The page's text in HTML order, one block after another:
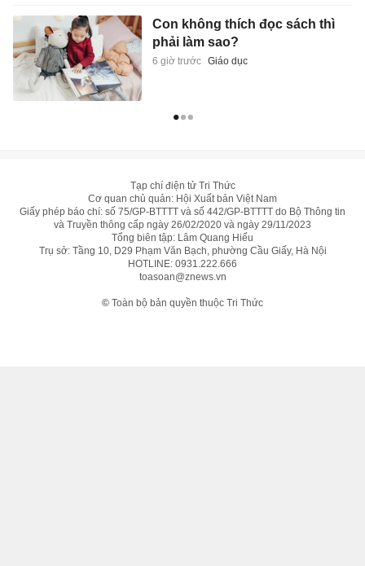
Con không thích đọc sách thì
phải làm sao?
6 giờ trước Giáo dục
Tạp chí điện tử Tri Thức
Cơ quan chủ quản: Hội Xuất bản Việt Nam
Giấy phép báo chí: số 75/GP-BTTTT và số 442/GP-BTTTT do Bộ Thông tin
và Truyền thông cấp ngày 26/02/2020 và ngày 29/11/2023
Tổng biên tập: Lâm Quang Hiếu
Trụ sở: Tầng 10, D29 Phạm Văn Bạch, phường Cầu Giấy, Hà Nội
HOTLINE: 0931.222.666
toasoan@znews.vn
© Toàn bộ bản quyền thuộc Tri Thức